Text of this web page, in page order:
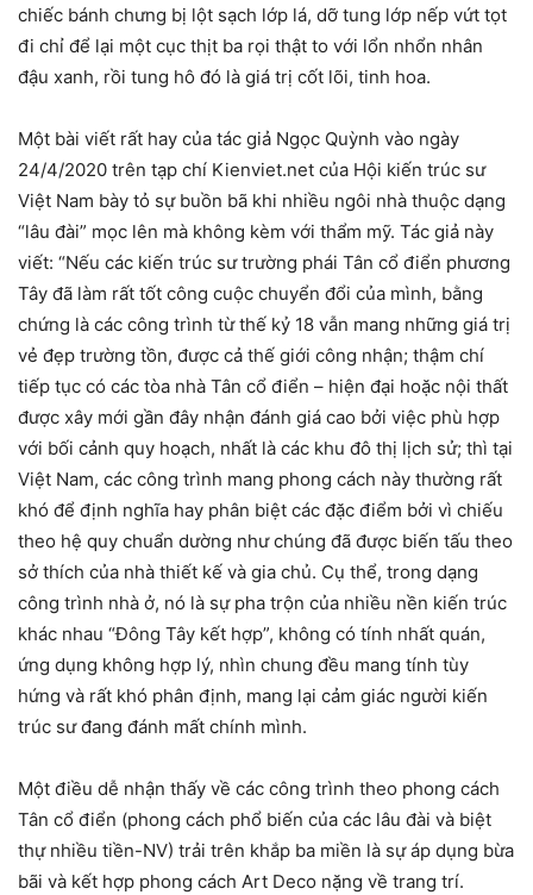
chiếc bánh chưng bị lột sạch lớp lá, dỡ tung lớp nếp vứt tọt
đi chỉ để lại một cục thịt ba rọi thật to với lổn nhổn nhân
đậu xanh, rồi tung hô đó là giá trị cốt lõi, tinh hoa.
Một bài viết rất hay của tác giả Ngọc Quỳnh vào ngày
24/4/2020 trên tạp chí Kienviet.net của Hội kiến trúc sư
Việt Nam bày tỏ sự buồn bã khi nhiều ngôi nhà thuộc dạng
“lâu đài” mọc lên mà không kèm với thẩm mỹ. Tác giả này
viết: “Nếu các kiến trúc sư trường phái Tân cổ điển phương
Tây đã làm rất tốt công cuộc chuyển đổi của mình, bằng
chứng là các công trình từ thế kỷ 18 vẫn mang những giá trị
vẻ đẹp trường tồn, được cả thế giới công nhận; thậm chí
tiếp tục có các tòa nhà Tân cổ điển – hiện đại hoặc nội thất
được xây mới gần đây nhận đánh giá cao bởi việc phù hợp
với bối cảnh quy hoạch, nhất là các khu đô thị lịch sử; thì tại
Việt Nam, các công trình mang phong cách này thường rất
khó để định nghĩa hay phân biệt các đặc điểm bởi vì chiếu
theo hệ quy chuẩn dường như chúng đã được biến tấu theo
sở thích của nhà thiết kế và gia chủ. Cụ thể, trong dạng
công trình nhà ở, nó là sự pha trộn của nhiều nền kiến trúc
khác nhau “Đông Tây kết hợp”, không có tính nhất quán,
ứng dụng không hợp lý, nhìn chung đều mang tính tùy
hứng và rất khó phân định, mang lại cảm giác người kiến
trúc sư đang đánh mất chính mình.
Một điều dễ nhận thấy về các công trình theo phong cách
Tân cổ điển (phong cách phổ biến của các lâu đài và biệt
thự nhiều tiền-NV) trải trên khắp ba miền là sự áp dụng bừa
bãi và kết hợp phong cách Art Deco nặng về trang trí.